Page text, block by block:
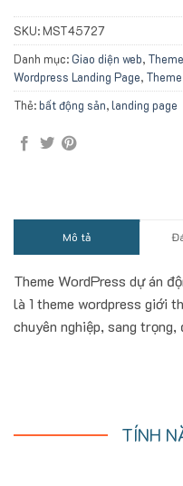
SKU: MST45727
Danh mục:Giao diện web,
Wordpress Landing Page,
Thẻ:bất động sản,landing page
Mô tả
Theme WordPress dự án
là 1 theme wordpress giới
chuyên nghiệp, sang trọng,
TÍNH